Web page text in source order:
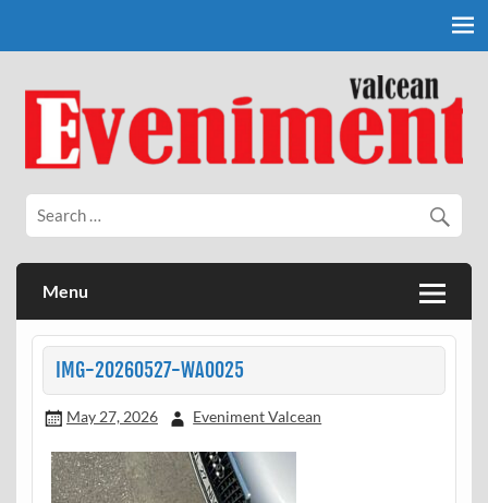
Eveniment Valcean
Menu
IMG-20260527-WA0025
May 27, 2026 Eveniment Valcean